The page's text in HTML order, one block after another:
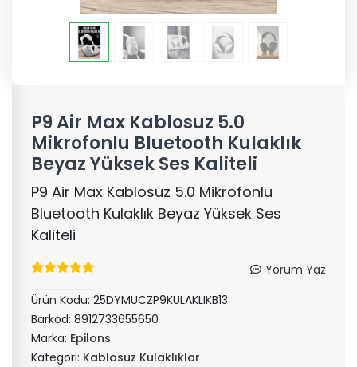
P9 Air Max Kablosuz 5.0
Mikrofonlu Bluetooth Kulaklık
Beyaz Yüksek Ses Kaliteli
P9 Air Max Kablosuz 5.0 Mikrofonlu
Bluetooth Kulaklık Beyaz Yüksek Ses
Kaliteli
Yorum Yaz
Ürün Kodu: 25DYMUCZP9KULAKLIKB13
Barkod: 8912733655650
Marka: Epilons
Kategori: Kablosuz Kulaklıklar